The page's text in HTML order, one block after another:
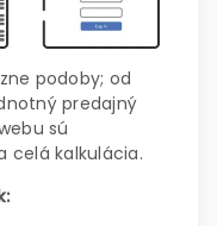
podoby; od
predajný
sú
celá kalkulácia.